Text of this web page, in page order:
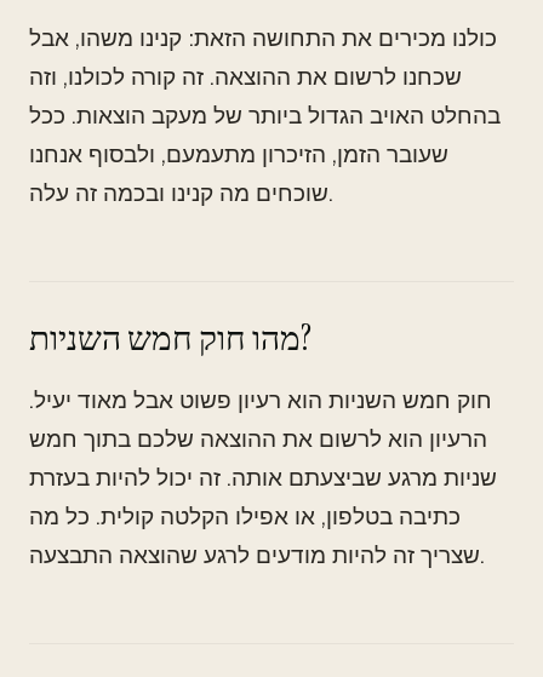
כולנו מכירים את התחושה הזאת: קנינו משהו, אבל
שכחנו לרשום את ההוצאה. זה קורה לכולנו, וזה
בהחלט האויב הגדול ביותר של מעקב הוצאות. ככל
שעובר הזמן, הזיכרון מתעמעם, ולבסוף אנחנו
שוכחים מה קנינו ובכמה זה עלה.
מהו חוק חמש השניות?
חוק חמש השניות הוא רעיון פשוט אבל מאוד יעיל.
הרעיון הוא לרשום את ההוצאה שלכם בתוך חמש
שניות מרגע שביצעתם אותה. זה יכול להיות בעזרת
כתיבה בטלפון, או אפילו הקלטה קולית. כל מה
שצריך זה להיות מודעים לרגע שהוצאה התבצעה.